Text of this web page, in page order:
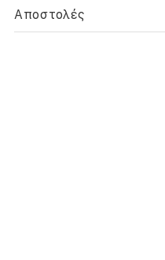
Αποστολές